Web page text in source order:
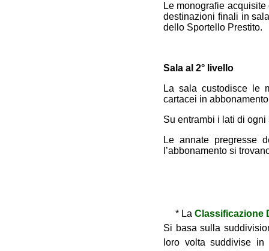
Le monografie
destinazioni finali in
dello Sportello Prestito.
Sala al 2° livello
La sala custodisce le
cartacei in
Su entrambi i lati di
Le annate pregresse
l’abbonamento si
* LaClassificazione
Si basa sulla
loro volta suddivise in